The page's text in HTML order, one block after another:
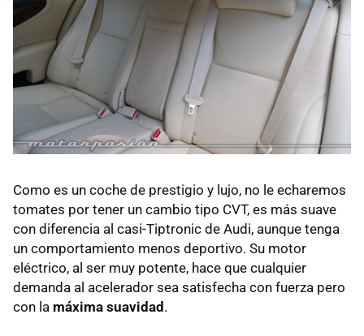
Como es un coche de prestigio y lujo, no le echaremos
tomates por tener un cambio tipo CVT, es más suave
con diferencia al casi-Tiptronic de Audi, aunque tenga
un comportamiento menos deportivo. Su motor
eléctrico, al ser muy potente, hace que cualquier
demanda al acelerador sea satisfecha con fuerza pero
con la máxima suavidad.